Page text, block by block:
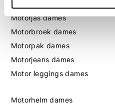
Motorjas dames
Motorbroek dames
Motorpak dames
Motorjeans dames
Motor leggings dames
Motorhelm dames